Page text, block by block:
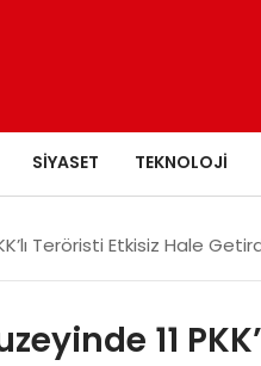
SIYASET TEKNOLOJI
Teröristi Etkisiz Hale
11